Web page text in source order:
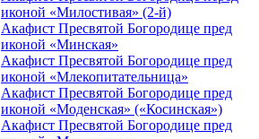
иконой «Милостивая» (2-й)
Акафист Пресвятой Богородице пред
иконой «Минская»
Акафист Пресвятой Богородице пред
иконой «Млекопитательница»
Акафист Пресвятой Богородице пред
иконой «Моденская» («Косинская»)
Акафист Пресвятой Богородице пред